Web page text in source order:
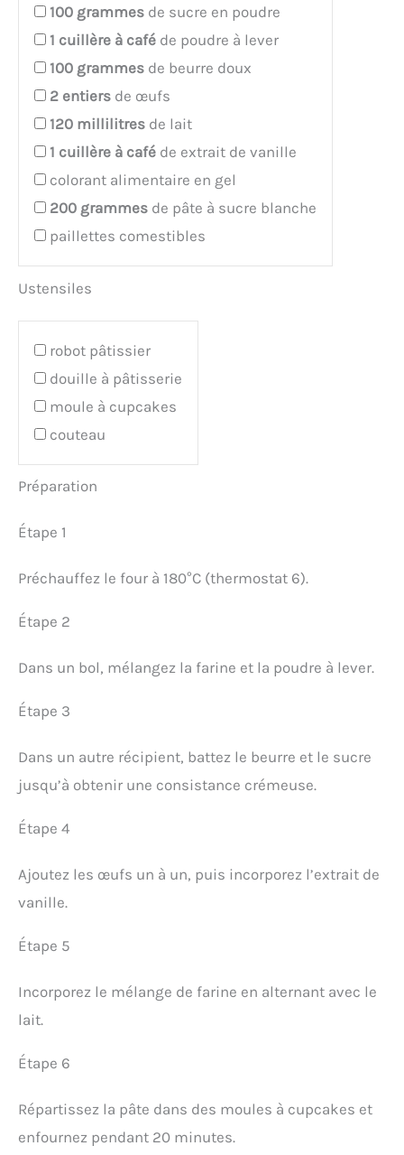
100 grammes de sucre en poudre
1 cuillère à café de poudre à lever
100 grammes de beurre doux
2 entiers de œufs
120 millilitres de lait
1 cuillère à café de extrait de vanille
colorant alimentaire en gel
200 grammes de pâte à sucre blanche
paillettes comestibles
Ustensiles
robot pâtissier
douille à pâtisserie
moule à cupcakes
couteau
Préparation
Étape 1
Préchauffez le four à 180°C (thermostat 6).
Étape 2
Dans un bol, mélangez la farine et la poudre à lever.
Étape 3
Dans un autre récipient, battez le beurre et le sucre
jusqu’à obtenir une consistance crémeuse.
Étape 4
Ajoutez les œufs un à un, puis incorporez l’extrait de
vanille.
Étape 5
Incorporez le mélange de farine en alternant avec le
lait.
Étape 6
Répartissez la pâte dans des moules à cupcakes et
enfournez pendant 20 minutes.